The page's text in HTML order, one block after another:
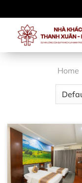
qua
Home